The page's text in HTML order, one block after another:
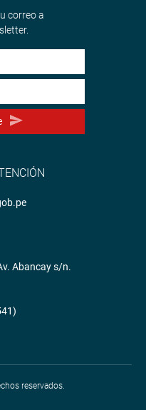
correo a
Abancay s/n.
reservados.